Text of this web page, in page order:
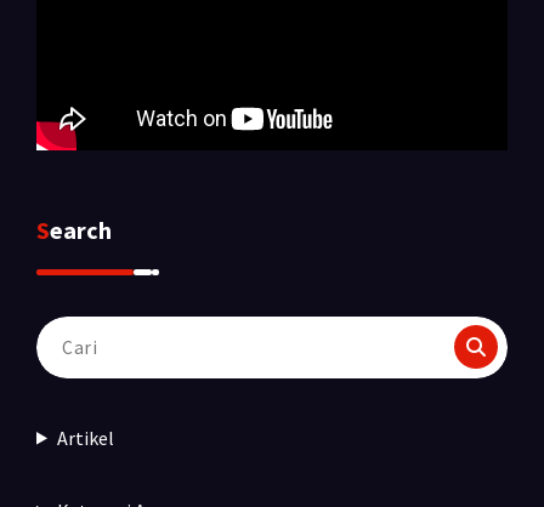
Search
Pencarian
untuk:
Artikel